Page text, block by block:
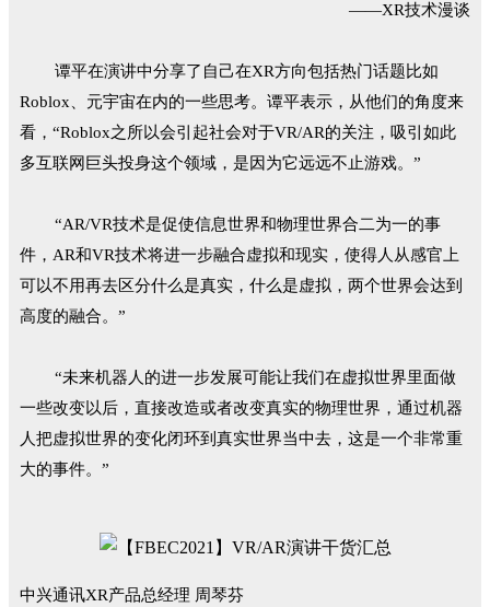
——XR技术漫谈
谭平在演讲中分享了自己在XR方向包括热门话题比如
Roblox、元宇宙在内的一些思考。谭平表示，从他们的角度来
看，“Roblox之所以会引起社会对于VR/AR的关注，吸引如此
多互联网巨头投身这个领域，是因为它远远不止游戏。”
“AR/VR技术是促使信息世界和物理世界合二为一的事
件，AR和VR技术将进一步融合虚拟和现实，使得人从感官上
可以不用再去区分什么是真实，什么是虚拟，两个世界会达到
高度的融合。”
“未来机器人的进一步发展可能让我们在虚拟世界里面做
一些改变以后，直接改造或者改变真实的物理世界，通过机器
人把虚拟世界的变化闭环到真实世界当中去，这是一个非常重
大的事件。”
中兴通讯XR产品总经理 周琴芬